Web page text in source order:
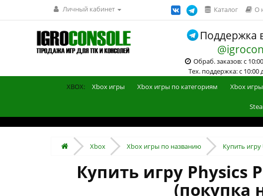
Личный кабинет Каталог О
Поддержка
Обраб. заказов: с
Тех. поддержка: с 10:00
XBOX: Xbox игры Xbox игры по категориям Xbox
Xbox Xbox игры по названию Купить
Купить игру Physics
(покупка